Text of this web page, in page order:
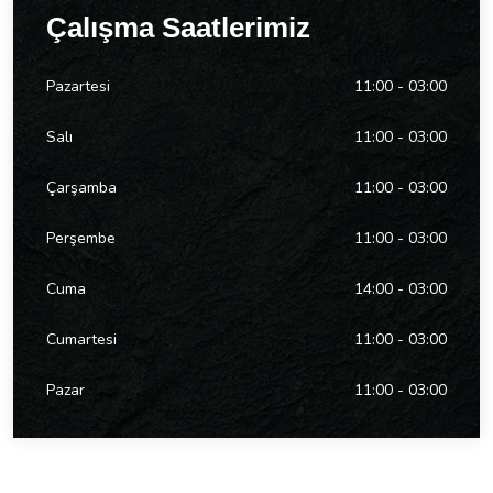
Çalışma Saatlerimiz
Pazartesi 11:00 - 03:00
Salı 11:00 - 03:00
Çarşamba 11:00 - 03:00
Perşembe 11:00 - 03:00
Cuma 14:00 - 03:00
Cumartesi 11:00 - 03:00
Pazar 11:00 - 03:00